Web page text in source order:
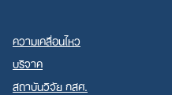
ความเคลื่อนไหว
บริจาค
สถาบันวิจัย กสศ.